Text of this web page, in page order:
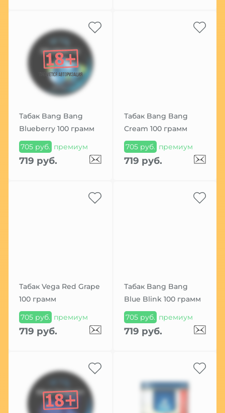
Табак Bang Bang
Blueberry 100 грамм
705 руб. премиум
719 руб.
Табак Bang Bang
Cream 100 грамм
705 руб. премиум
719 руб.
Табак Vega Red Grape
100 грамм
705 руб. премиум
719 руб.
Табак Bang Bang
Blue Blink 100 грамм
705 руб. премиум
719 руб.